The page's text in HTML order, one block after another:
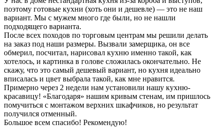
поэтому готовые кухни (хоть они и дешевле) — это не наш
вариант. Мы с мужем много где были, но не нашли
подходящего варианта.
После всех походов по торговым центрам мы решили делать
на заказ под наши размеры. Вызвали замерщика, он все
обмерил, посчитал, нарисовал кухню именно такой, как
хотелось, и картинка в голове сложилась окончательно. Не
скажу, что это самый дешевый вариант, но кухня идеально
вписалась и цвет выбрала такой, как мне нравится.
Примерно через 2 недели нам установили нашу кухню-
красавицу! «Благодаря» нашим кривым стенам, им пришлось
помучиться с монтажом верхних шкафчиков, но результат
получился отменный.
Большое всем спасибо! Рекомендую!